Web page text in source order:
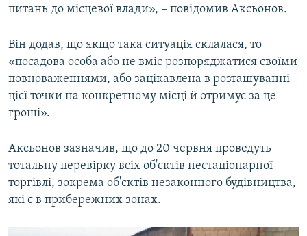
питань до місцевої влади», – повідомив Аксьонов.
Він додав, що якщо така ситуація склалася, то
«посадова особа або не вміє розпоряджатися своїми
повноваженнями, або зацікавлена в розташуванні
цієї точки на конкретному місці й отримує за це
гроші».
Аксьонов зазначив, що до 20 червня проведуть
тотальну перевірку всіх об'єктів нестаціонарної
торгівлі, зокрема об'єктів незаконного будівництва,
які є в прибережних зонах.